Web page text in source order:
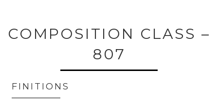
COMPOSITION CLASS –
807
FINITIONS